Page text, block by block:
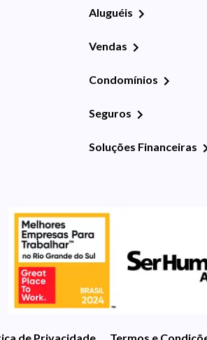
Aluguéis
Vendas
Condomínios
Seguros
Soluções Financeiras
de Privacidade Termos e